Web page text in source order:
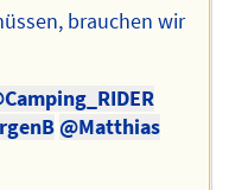
brauchen wir
@Matthias